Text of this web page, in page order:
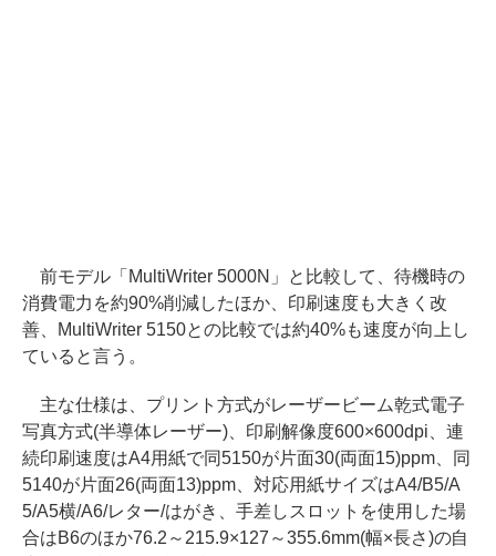
前モデル「MultiWriter 5000N」と比較して、待機時の
消費電力を約90%削減したほか、印刷速度も大きく改
善、MultiWriter 5150との比較では約40%も速度が向上し
ていると言う。
主な仕様は、プリント方式がレーザービーム乾式電子
写真方式(半導体レーザー)、印刷解像度600×600dpi、連
続印刷速度はA4用紙で同5150が片面30(両面15)ppm、同
5140が片面26(両面13)ppm、対応用紙サイズはA4/B5/A
5/A5横/A6/レター/はがき、手差しスロットを使用した場
合はB6のほか76.2～215.9×127～355.6mm(幅×長さ)の自